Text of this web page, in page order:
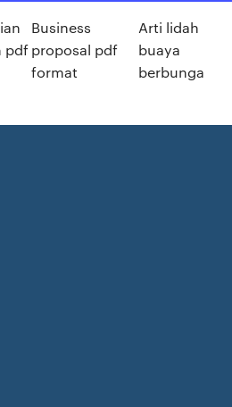
pdf
Business
proposal pdf
format
Arti lidah
buaya
berbunga